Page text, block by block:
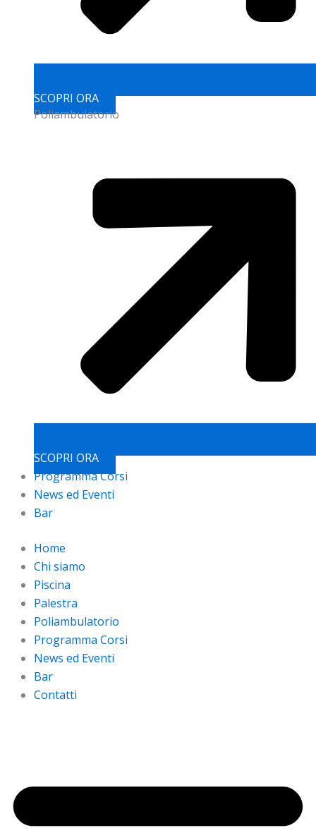
SCOPRI ORA
Poliambulatorio
SCOPRI ORA
Programma Corsi
News ed Eventi
Bar
Home
Chi siamo
Piscina
Palestra
Poliambulatorio
Programma Corsi
News ed Eventi
Bar
Contatti